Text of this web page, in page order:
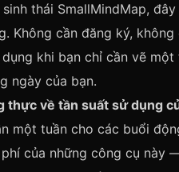
thái SmallMindMap,
Không cần đăng ký,
khi bạn chỉ cần vẽ
ngày của bạn.
thực về tần suất sử dụng
một tuần cho các buổi
của những công cụ này